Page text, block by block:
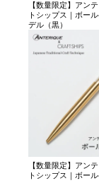
【数量限定】アン
トシップス｜ボー
デル（黒）
【数量限定】アン
トシップス｜ボー